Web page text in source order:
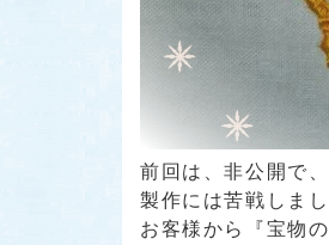
前回は、非公開で
製作には苦戦しま
お客様から
『宝物